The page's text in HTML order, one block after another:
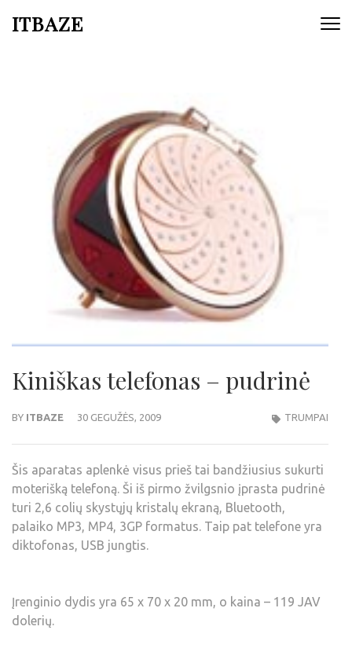
ITBAZE
Kiniškas telefonas – pudrinė
BY ITBAZE 30 GEGUŽĖS, 2009 TRUMPAI
Šis aparatas aplenkė visus prieš tai bandžiusius sukurti
moterišką telefoną. Ši iš pirmo žvilgsnio įprasta pudrinė
turi 2,6 colių skystųjų kristalų ekraną, Bluetooth,
palaiko MP3, MP4, 3GP formatus. Taip pat telefone yra
diktofonas, USB jungtis.
Įrenginio dydis yra 65 x 70 x 20 mm, o kaina – 119 JAV
dolerių.